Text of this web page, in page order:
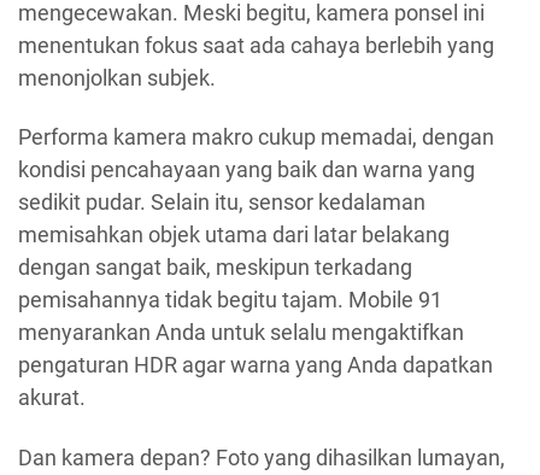
mengecewakan. Meski begitu, kamera ponsel ini
menentukan fokus saat ada cahaya berlebih yang
menonjolkan subjek.
Performa kamera makro cukup memadai, dengan
kondisi pencahayaan yang baik dan warna yang
sedikit pudar. Selain itu, sensor kedalaman
memisahkan objek utama dari latar belakang
dengan sangat baik, meskipun terkadang
pemisahannya tidak begitu tajam. Mobile 91
menyarankan Anda untuk selalu mengaktifkan
pengaturan HDR agar warna yang Anda dapatkan
akurat.
Dan kamera depan? Foto yang dihasilkan lumayan,